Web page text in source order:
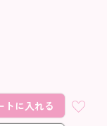
トに入れる